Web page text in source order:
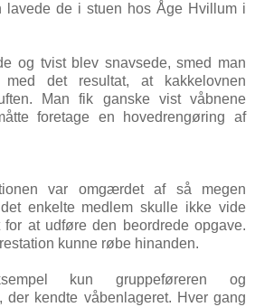
lavede de i stuen hos Åge Hvillum i
og tvist blev snavsede, smed man
det resultat, at kakkelovnen
Man fik ganske vist våbnene
foretage en hovedrengøring af
var omgærdet af så megen
enkelte medlem skulle ikke vide
at udføre den beordrede opgave.
kunne røbe hinanden.
kun gruppeføreren og
der kendte våbenlageret. Hver gang